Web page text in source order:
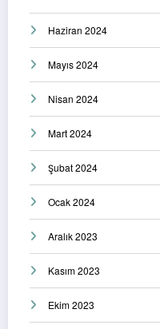
Haziran 2024
Mayıs 2024
Nisan 2024
Mart 2024
Şubat 2024
Ocak 2024
Aralık 2023
Kasım 2023
Ekim 2023